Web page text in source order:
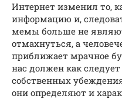
Интернет изменил то,
информацию и,
мемы больше не
отмахнуться, а
приближает мрачное
нас должен как
собственных
они определяют и